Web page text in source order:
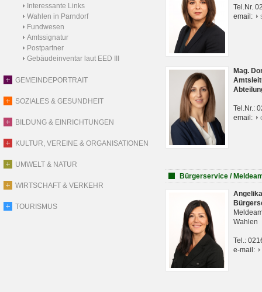
Interessante Links
Wahlen in Parndorf
Fundwesen
Amtssignatur
Postpartner
Gebäudeinventar laut EED III
GEMEINDEPORTRAIT
SOZIALES & GESUNDHEIT
BILDUNG & EINRICHTUNGEN
KULTUR, VEREINE & ORGANISATIONEN
UMWELT & NATUR
WIRTSCHAFT & VERKEHR
TOURISMUS
Tel.Nr.
email:
Mag.
Tel.Nr.:
email:
Bürgerservice /
Wahlen
Tel.:
e-mail: